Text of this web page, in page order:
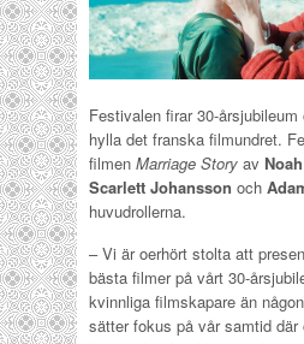
Festivalen firar 30-
hylla det franska filmundret.
filmen Marriage Story av
Scarlett Johansson och
huvudrollerna.
– Vi är oerhört stolta att
bästa filmer på vårt 30-
kvinnliga filmskapare än
sätter fokus på vår samtid där